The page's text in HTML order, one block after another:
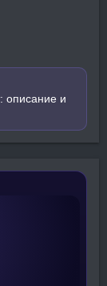
описание и